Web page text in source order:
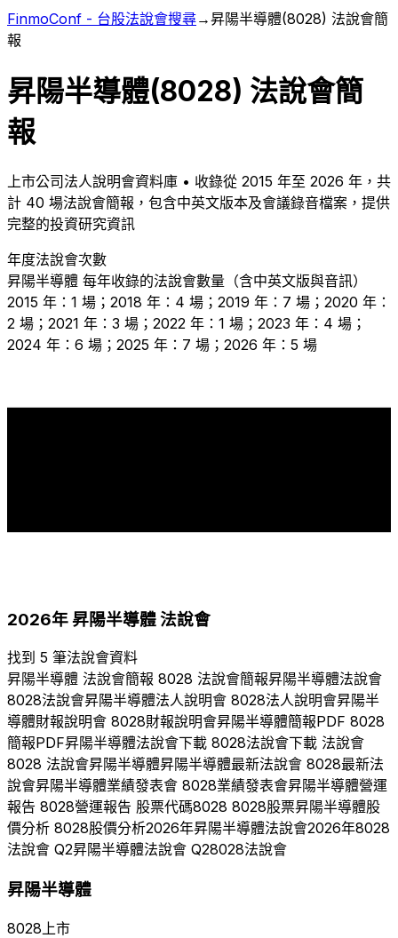
FinmoConf - 台股法說會搜尋→昇陽半導體(8028) 法說會簡
報
昇陽半導體(8028) 法說會簡
報
上市公司法人說明會資料庫 • 收錄從 2015 年至 2026 年，共
計 40 場法說會簡報，包含中英文版本及會議錄音檔案，提供
完整的投資研究資訊
年度法說會次數
昇陽半導體 每年收錄的法說會數量（含中英文版與音訊）
2015 年：1 場；2018 年：4 場；2019 年：7 場；2020 年：
2 場；2021 年：3 場；2022 年：1 場；2023 年：4 場；
2024 年：6 場；2025 年：7 場；2026 年：5 場
2026年昇陽半導體法說會
找到 5 筆法說會資料
昇陽半導體 法說會簡報 8028 法說會簡報昇陽半導體法說會
8028法說會昇陽半導體法人說明會 8028法人說明會昇陽半
導體財報說明會 8028財報說明會昇陽半導體簡報PDF 8028
簡報PDF昇陽半導體法說會下載 8028法說會下載 法說會
8028 法說會昇陽半導體昇陽半導體最新法說會 8028最新法
說會昇陽半導體業績發表會 8028業績發表會昇陽半導體營運
報告 8028營運報告 股票代碼8028 8028股票昇陽半導體股
價分析 8028股價分析2026年昇陽半導體法說會2026年8028
法說會 Q2昇陽半導體法說會 Q28028法說會
昇陽半導體
8028 上市